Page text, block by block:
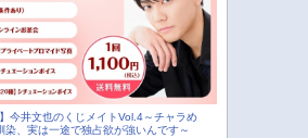
】今井文也のくじメイトVol.4～チャラめ
染、実は一途で独占欲が強いんです～